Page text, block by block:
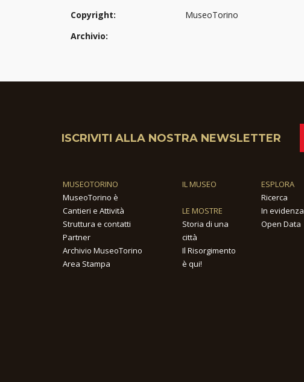
Copyright:
MuseoTorino
Archivio:
ISCRIVITI ALLA NOSTRA NEWSLETTER
MUSEOTORINO
MuseoTorino è
Cantieri e Attività
Struttura e contatti
Partner
Archivio MuseoTorino
Area Stampa
IL MUSEO
LE MOSTRE
Storia di una
città
Il Risorgimento
è qui!
ESPLORA
Ricerca
In evidenza
Open Data